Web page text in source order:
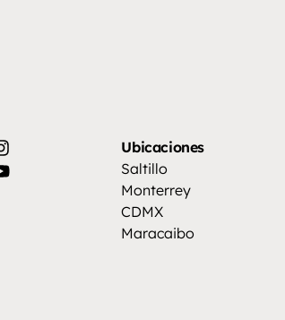
Ubicaciones
Saltillo
Monterrey
CDMX
Maracaibo